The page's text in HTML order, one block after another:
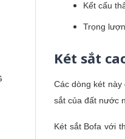
Kết cấu
Trọng
Két sắt
Các dòng két
sắt của đất nước
Két sắt Bofa với